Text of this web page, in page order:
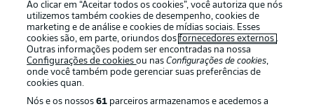
Ao clicar em “Aceitar todos os cookies”, você autoriza que nós
utilizemos também cookies de desempenho, cookies de
marketing e de análise e cookies de mídias sociais. Esses
cookies são, em parte, oriundos dosfornecedores externos .
Outras informações podem ser encontradas na nossa
Configurações de cookiesou nasConfigurações de cookies,
onde você também pode gerenciar suas preferências de
cookies quan.
Nós e os nossos61 parceiros armazenamos e acedemos a